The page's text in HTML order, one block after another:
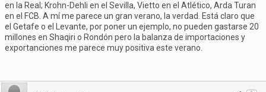
en la Real; Krohn-Dehli en el Sevilla, Vietto en el Atlético, Arda Turan
en el FCB. A mí me parece un gran verano, la verdad. Está claro que
el Getafe o el Levante, por poner un ejemplo, no pueden gastarse 20
millones en Shaqiri o Rondón pero la balanza de importaciones y
exportanciones me parece muy positiva este verano.